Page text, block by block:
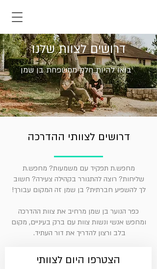
דרושים לצוות שלנו
בואו להיות חלק ממשפחת בן שמן
דרושים לצוותי ההדרכה
מחפש.ת תפקיד עם משמעות? מחפש.ת
שליחות? רוצה להתגורר בקהילה צעירה? חשוב
לך להשפיע חברתית? בן שמן זה המקום עבורך!
כפר הנוער בן שמן מרחיב את צוות ההדרכה
ומחפש אנשי ונשות צוות עם ברק בעיניים, מקום
בלב ורצון להדריך את דור העתיד.
הצטרפו היום לצוותי